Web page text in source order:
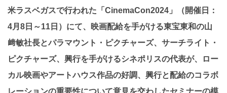
米ラスベガスで行われた「CinemaCon2024」（開催日：
4月8日～11日）にて、映画配給を手がける東宝東和の山
﨑敏社長とパラマウント・ピクチャーズ、サーチライト・
ピクチャーズ、興行を手がけるシネポリスの代表が、ロー
カル映画やアートハウス作品の好調、興行と配給のコラボ
レーションの重要性について意見を交わしたセミナーの模